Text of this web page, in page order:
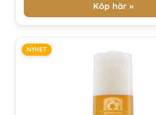
Köp här »
NYHET